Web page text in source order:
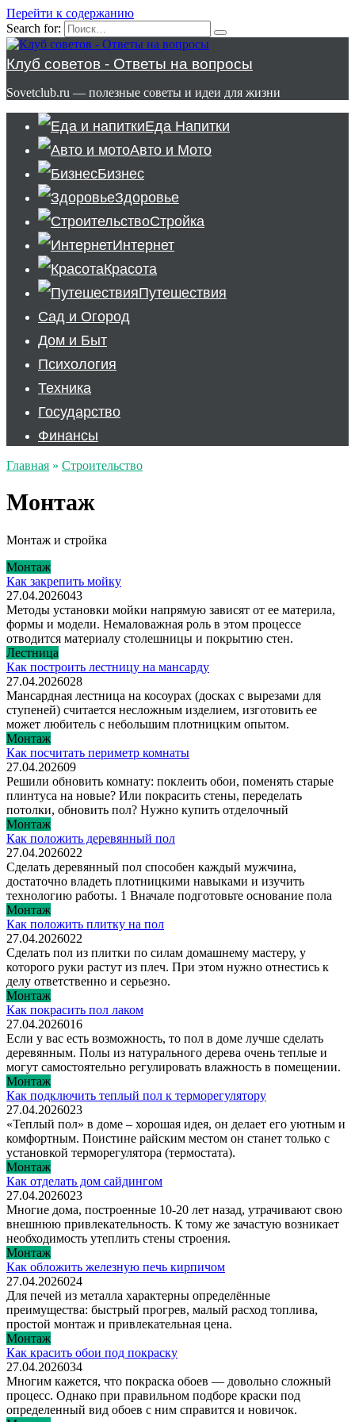
Перейти к содержанию
Search for:
Клуб советов - Ответы на вопросы
Sovetclub.ru — полезные советы и идеи для жизни
Еда Напитки
Авто и Мото
Бизнес
Здоровье
Стройка
Интернет
Красота
Путешествия
Сад и Огород
Дом и Быт
Психология
Техника
Государство
Финансы
Главная » Строительство
Монтаж
Монтаж и стройка
Монтаж
Как закрепить мойку
27.04.2026043
Методы установки мойки напрямую зависят от ее материла,
формы и модели. Немаловажная роль в этом процессе
отводится материалу столешницы и покрытию стен.
Лестница
Как построить лестницу на мансарду
27.04.2026028
Мансардная лестница на косоурах (досках с вырезами для
ступеней) считается несложным изделием, изготовить ее
может любитель с небольшим плотницким опытом.
Монтаж
Как посчитать периметр комнаты
27.04.202609
Решили обновить комнату: поклеить обои, поменять старые
плинтуса на новые? Или покрасить стены, переделать
потолки, обновить пол? Нужно купить отделочный
Монтаж
Как положить деревянный пол
27.04.2026022
Сделать деревянный пол способен каждый мужчина,
достаточно владеть плотницкими навыками и изучить
технологию работы. 1 Вначале подготовьте основание пола
Монтаж
Как положить плитку на пол
27.04.2026022
Сделать пол из плитки по силам домашнему мастеру, у
которого руки растут из плеч. При этом нужно отнестись к
делу ответственно и серьезно.
Монтаж
Как покрасить пол лаком
27.04.2026016
Если у вас есть возможность, то пол в доме лучше сделать
деревянным. Полы из натурального дерева очень теплые и
могут самостоятельно регулировать влажность в помещении.
Монтаж
Как подключить теплый пол к терморегулятору
27.04.2026023
«Теплый пол» в доме – хорошая идея, он делает его уютным и
комфортным. Поистине райским местом он станет только с
установкой терморегулятора (термостата).
Монтаж
Как отделать дом сайдингом
27.04.2026023
Многие дома, построенные 10-20 лет назад, утрачивают свою
внешнюю привлекательность. К тому же зачастую возникает
необходимость утеплить стены строения.
Монтаж
Как обложить железную печь кирпичом
27.04.2026024
Для печей из металла характерны определённые
преимущества: быстрый прогрев, малый расход топлива,
простой монтаж и привлекательная цена.
Монтаж
Как красить обои под покраску
27.04.2026034
Многим кажется, что покраска обоев — довольно сложный
процесс. Однако при правильном подборе краски под
определенный вид обоев с ним справится и новичок.